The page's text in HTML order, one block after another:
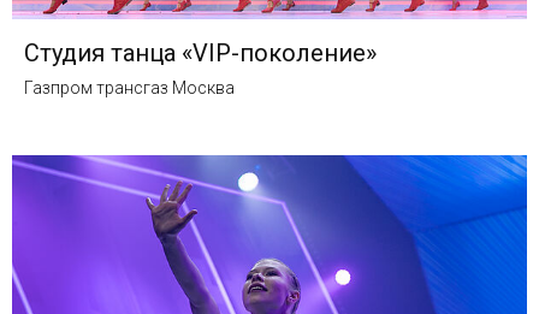
Студия танца «VIP-поколение»
Газпром трансгаз Москва